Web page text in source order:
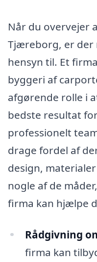
Når du overvejer
Tjæreborg, er der
hensyn til. Et
byggeri af
afgørende rolle i
bedste resultat
professionelt
drage fordel af
design,
nogle af de
firma kan hjælpe
Rådgivning
firma kan